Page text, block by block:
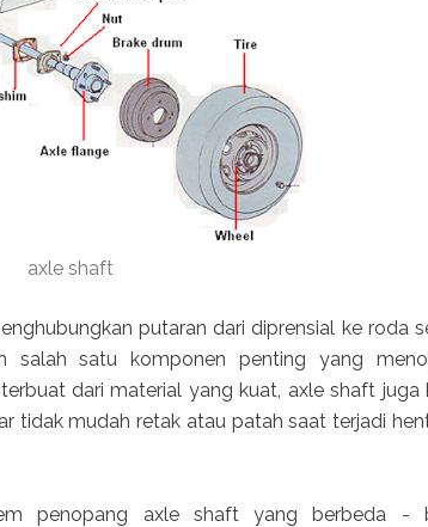
axle shaft
putaran dari diprensial ke roda
salah satu komponen penting yang
dari material yang kuat, axle shaft juga
tidak mudah retak atau patah saat terjadi
penopang axle shaft yang berbeda -